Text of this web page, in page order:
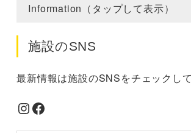
Information（タップして表示）
施設のSNS
最新情報は施設のSNSをチェックし
Instagram
Facebook